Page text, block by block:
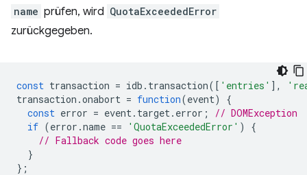
name prüfen, wird QuotaExceededError
zurückgegeben.
const transaction = idb . transaction([ 'entries' ],
transaction .onabort = function(event)
{
const error = event. target. error ;
// DOMException
if (error .name == 'QuotaExceededError' )
{
// Fallback code goes here
}
};